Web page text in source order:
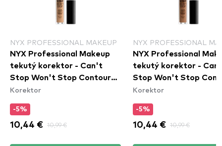
NYX PROFESSIONAL MAKEUP
NYX Professional Makeup
tekutý korektor - Can't
Stop Won't Stop Contour
Concealer - Beige
Korektor
-5%
10,44 € 10,99 €
NYX PROFESSIONAL
NYX Professional
tekutý korektor -
Stop Won't Stop
Concealer - Mahogany
Korektor
-5%
10,44 € 10,99 €